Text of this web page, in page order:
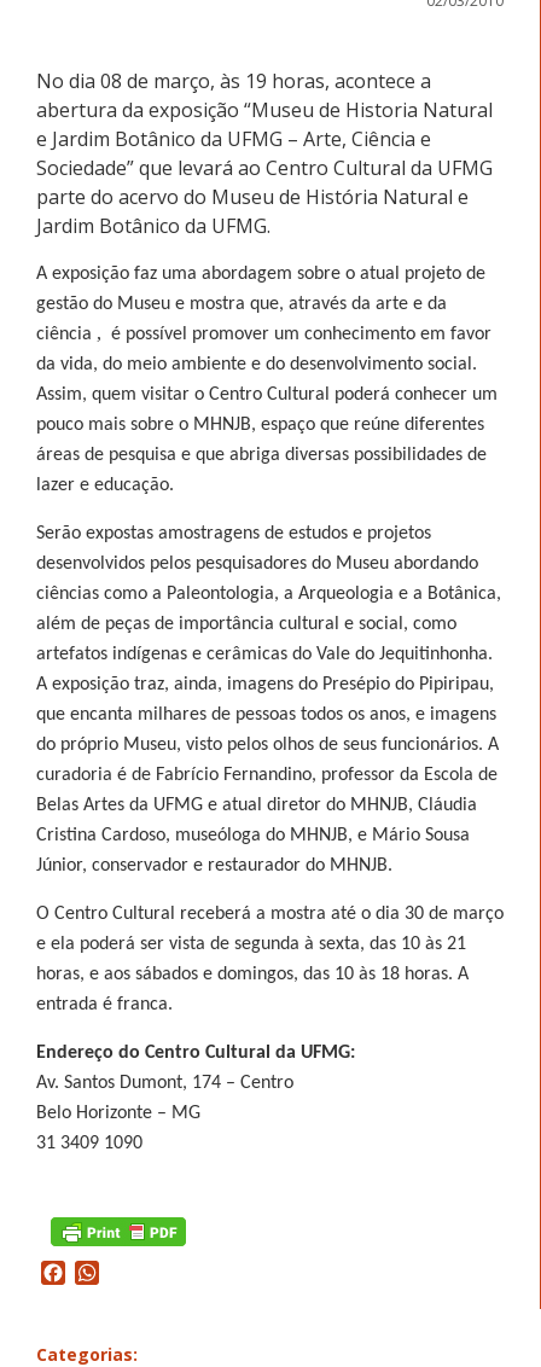
No dia 08 de março, às 19 horas, acontece a
abertura da exposição “Museu de Historia Natural
e Jardim Botânico da UFMG – Arte, Ciência e
Sociedade” que levará ao Centro Cultural da UFMG
parte do acervo do Museu de História Natural e
Jardim Botânico da UFMG.
A exposição faz uma abordagem sobre o atual projeto de
gestão do Museu e mostra que, através da arte e da
ciência , é possível promover um conhecimento em favor
da vida, do meio ambiente e do desenvolvimento social.
Assim, quem visitar o Centro Cultural poderá conhecer um
pouco mais sobre o MHNJB, espaço que reúne diferentes
áreas de pesquisa e que abriga diversas possibilidades de
lazer e educação.
Serão expostas amostragens de estudos e projetos
desenvolvidos pelos pesquisadores do Museu abordando
ciências como a Paleontologia, a Arqueologia e a Botânica,
além de peças de importância cultural e social, como
artefatos indígenas e cerâmicas do Vale do Jequitinhonha.
A exposição traz, ainda, imagens do Presépio do Pipiripau,
que encanta milhares de pessoas todos os anos, e imagens
do próprio Museu, visto pelos olhos de seus funcionários. A
curadoria é de Fabrício Fernandino, professor da Escola de
Belas Artes da UFMG e atual diretor do MHNJB, Cláudia
Cristina Cardoso, museóloga do MHNJB, e Mário Sousa
Júnior, conservador e restaurador do MHNJB.
O Centro Cultural receberá a mostra até o dia 30 de março
e ela poderá ser vista de segunda à sexta, das 10 às 21
horas, e aos sábados e domingos, das 10 às 18 horas. A
entrada é franca.
Endereço do Centro Cultural da UFMG:
Av. Santos Dumont, 174 – Centro
Belo Horizonte – MG
31 3409 1090
Facebook
Categorias: